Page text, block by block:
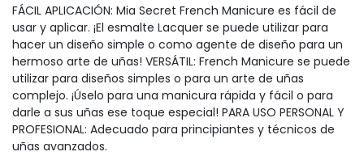
FÁCIL APLICACIÓN: Mia Secret French Manicure es fácil de
usar y aplicar. ¡El esmalte Lacquer se puede utilizar para
hacer un diseño simple o como agente de diseño para un
hermoso arte de uñas! VERSÁTIL: French Manicure se puede
utilizar para diseños simples o para un arte de uñas
complejo. ¡Úselo para una manicura rápida y fácil o para
darle a sus uñas ese toque especial! PARA USO PERSONAL Y
PROFESIONAL: Adecuado para principiantes y técnicos de
uñas avanzados.